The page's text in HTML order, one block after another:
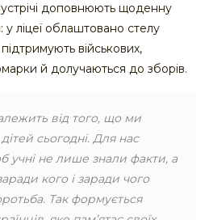
доповнюють щоденну
ліцеї облаштовано стелу
військових,
й долучаються до зборів.
від того, що ми
сьогодні. Для нас
учні не лише знали факти, а
кого і заради чого
Так формується